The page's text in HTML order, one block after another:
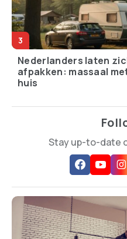
Nederlanders laten
afpakken: massaal
huis
Stay up-to-date